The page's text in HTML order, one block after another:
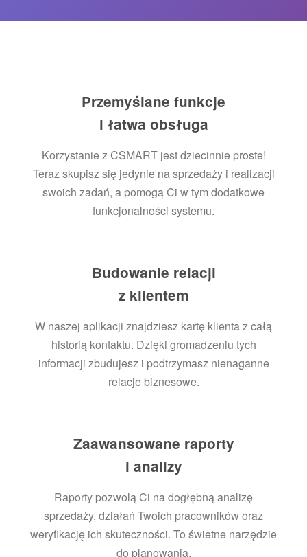
Przemyślane funkcje
i łatwa obsługa
Korzystanie z CSMART jest dziecinnie proste!
Teraz skupisz się jedynie na sprzedaży i realizacji
swoich zadań, a pomogą Ci w tym dodatkowe
funkcjonalności systemu.
Budowanie relacji
z klientem
W naszej aplikacji znajdziesz kartę klienta z całą
historią kontaktu. Dzięki gromadzeniu tych
informacji zbudujesz i podtrzymasz nienaganne
relacje biznesowe.
Zaawansowane raporty
i analizy
Raporty pozwolą Ci na dogłębną analizę
sprzedaży, działań Twoich pracowników oraz
weryfikację ich skuteczności. To świetne narzędzie
do planowania.